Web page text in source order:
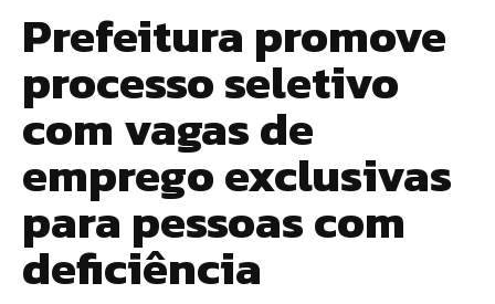
Prefeitura promove
processo seletivo
com vagas de
emprego exclusivas
para pessoas com
deficiência